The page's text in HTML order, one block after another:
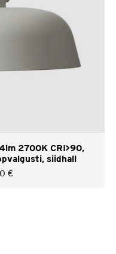
2700K CRI>90,
siidhall
€